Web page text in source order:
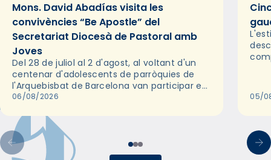
Mons. David Abadías visita les
convivències “Be Apostle” del
Secretariat Diocesà de Pastoral amb
Joves
Del 28 de juliol al 2 d'agost, al voltant d'un
centenar d'adolescents de parròquies de
l'Arquebisbat de Barcelona van participar en
les convivències Be Apostle, organitzades
06/08/2026 05/